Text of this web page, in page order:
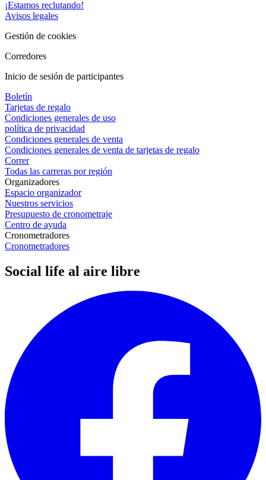
¡Estamos reclutando!
Avisos legales
Gestión de cookies
Corredores
Inicio de sesión de participantes
Boletín
Tarjetas de regalo
Condiciones generales de uso
política de privacidad
Condiciones generales de venta
Condiciones generales de venta de tarjetas de regalo
Correr
Todas las carreras por región
Organizadores
Espacio organizador
Nuestros servicios
Presupuesto de cronometraje
Centro de ayuda
Cronometradores
Cronometradores
Social life al aire libre